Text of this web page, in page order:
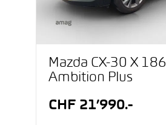
Mazda CX-30 X 186
Ambition Plus
CHF 21’990.-